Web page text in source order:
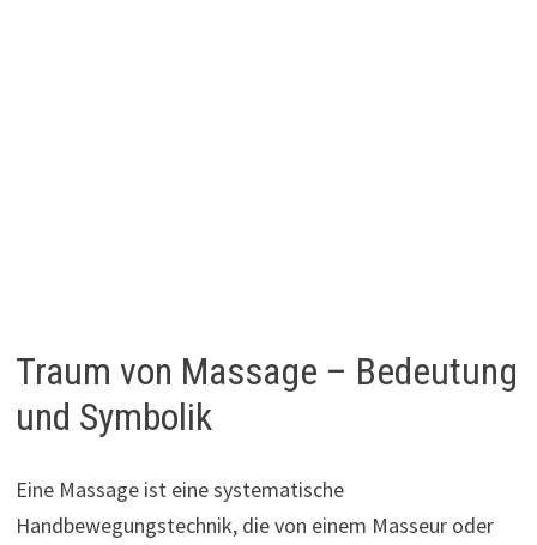
Traum von Massage – Bedeutung
und Symbolik
Eine Massage ist eine systematische
Handbewegungstechnik, die von einem Masseur oder